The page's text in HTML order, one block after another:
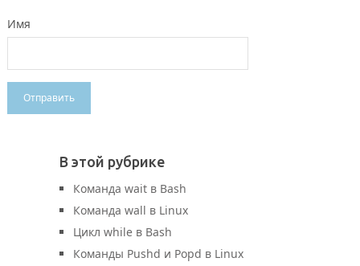
Имя
В этой рубрике
Команда wait в Bash
Команда wall в Linux
Цикл while в Bash
Команды Pushd и Popd в Linux